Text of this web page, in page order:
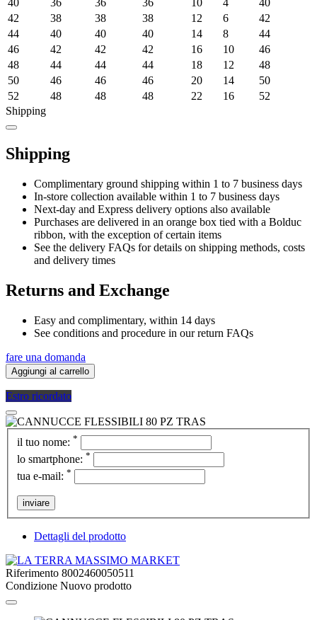
40 36 36 36 10 4
40
42
38 38 38 12 6
42
44
40 40 40 14 8
44
46
42 42 42 16 10
46
48
44 44 44 18 12
48
50
46 46 46 20 14
50
52
48 48 48 22 16
52
Shipping
Shipping
Complimentary ground shipping within 1 to 7 business days
In-store collection available within 1 to 7 business days
Next-day and Express delivery options also available
Purchases are delivered in an orange box tied with a Bolduc
ribbon, with the exception of certain items
See the delivery FAQs for details on shipping methods, costs
and delivery times
Returns and Exchange
Easy and complimentary, within 14 days
See conditions and procedure in our return FAQs
fare una domanda
Aggiungi al carrello
Estro ricordato
il tuo nome: *
lo smartphone: *
tua e-mail: *
inviare
Dettagli del prodotto
Riferimento 8002460050511
Condizione Nuovo prodotto